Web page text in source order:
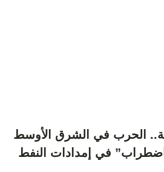
الحرب في الشرق الأوسط
في إمدادات النفط